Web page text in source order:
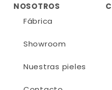
NOSOTROS
Fábrica
Showroom
Nuestras pieles